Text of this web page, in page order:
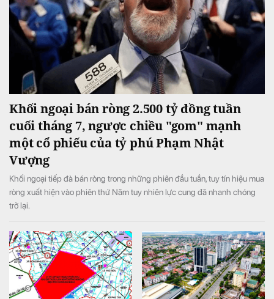
Khối ngoại bán ròng 2.500 tỷ đồng tuần
cuối tháng 7, ngược chiều "gom" mạnh
một cổ phiếu của tỷ phú Phạm Nhật
Vượng
Khối ngoại tiếp đà bán ròng trong những phiên đầu tuần, tuy tín hiệu mua
ròng xuất hiện vào phiên thứ Năm tuy nhiên lực cung đã nhanh chóng
trở lại.